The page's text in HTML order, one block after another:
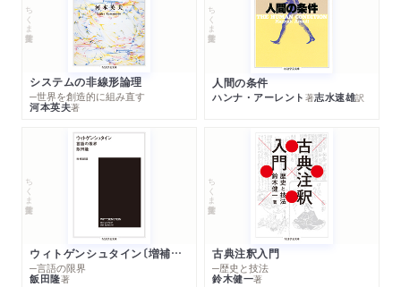
ちくま学芸文庫
システムの非線形論理
─世界を創造的に組み直す
河本英夫著
ちくま学芸文庫
人間の条件
ハンナ・アーレント 著志水速雄訳
ちくま学芸文庫
ウィトゲンシュタイン〔増補新版〕
─言語の限界
飯田隆著
ちくま学芸文庫
古典注釈入門
─歴史と技法
鈴木健一著